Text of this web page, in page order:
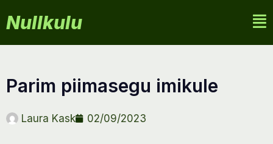
Nullkulu
parim piimasegu imikule
Laura Kask 02/09/2023